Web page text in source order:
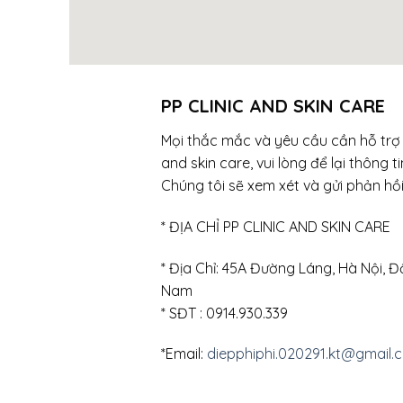
PP CLINIC AND SKIN CARE
Mọi thắc mắc và yêu cầu cần hỗ trợ
and skin care, vui lòng để lại thông
Chúng tôi sẽ xem xét và gửi phản
* ĐỊA CHỈ PP CLINIC AND SKIN CARE
* Địa Chỉ: 45A Đường Láng, Hà Nội,
Nam
* SĐT : 0914.930.339
*Email: